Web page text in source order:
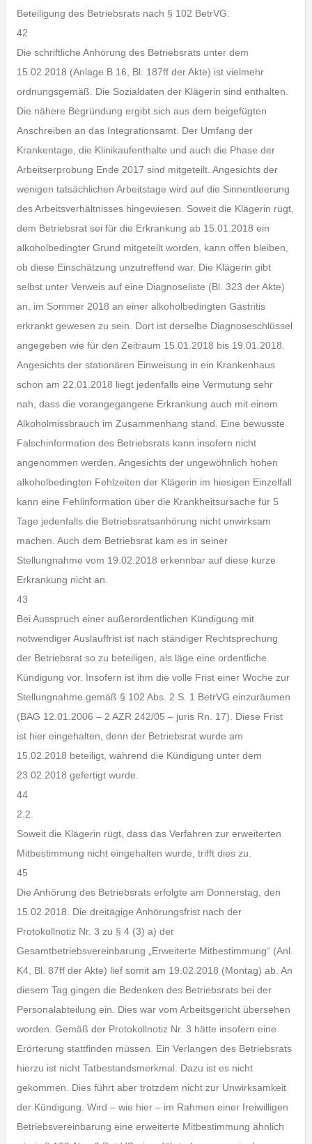
Beteiligung des Betriebsrats nach § 102 BetrVG.
42
Die schriftliche Anhörung des Betriebsrats unter dem
15.02.2018 (Anlage B 16, Bl. 187ff der Akte) ist vielmehr
ordnungsgemäß. Die Sozialdaten der Klägerin sind enthalten.
Die nähere Begründung ergibt sich aus dem beigefügten
Anschreiben an das Integrationsamt. Der Umfang der
Krankentage, die Klinikaufenthalte und auch die Phase der
Arbeitserprobung Ende 2017 sind mitgeteilt. Angesichts der
wenigen tatsächlichen Arbeitstage wird auf die Sinnentleerung
des Arbeitsverhältnisses hingewiesen. Soweit die Klägerin rügt,
dem Betriebsrat sei für die Erkrankung ab 15.01.2018 ein
alkoholbedingter Grund mitgeteilt worden, kann offen bleiben,
ob diese Einschätzung unzutreffend war. Die Klägerin gibt
selbst unter Verweis auf eine Diagnoseliste (Bl. 323 der Akte)
an, im Sommer 2018 an einer alkoholbedingten Gastritis
erkrankt gewesen zu sein. Dort ist derselbe Diagnoseschlüssel
angegeben wie für den Zeitraum 15.01.2018 bis 19.01.2018.
Angesichts der stationären Einweisung in ein Krankenhaus
schon am 22.01.2018 liegt jedenfalls eine Vermutung sehr
nah, dass die vorangegangene Erkrankung auch mit einem
Alkoholmissbrauch im Zusammenhang stand. Eine bewusste
Falschinformation des Betriebsrats kann insofern nicht
angenommen werden. Angesichts der ungewöhnlich hohen
alkoholbedingten Fehlzeiten der Klägerin im hiesigen Einzelfall
kann eine Fehlinformation über die Krankheitsursache für 5
Tage jedenfalls die Betriebsratsanhörung nicht unwirksam
machen. Auch dem Betriebsrat kam es in seiner
Stellungnahme vom 19.02.2018 erkennbar auf diese kurze
Erkrankung nicht an.
43
Bei Ausspruch einer außerordentlichen Kündigung mit
notwendiger Auslauffrist ist nach ständiger Rechtsprechung
der Betriebsrat so zu beteiligen, als läge eine ordentliche
Kündigung vor. Insofern ist ihm die volle Frist einer Woche zur
Stellungnahme gemäß § 102 Abs. 2 S. 1 BetrVG einzuräumen
(BAG 12.01.2006 – 2 AZR 242/05 – juris Rn. 17). Diese Frist
ist hier eingehalten, denn der Betriebsrat wurde am
15.02.2018 beteiligt, während die Kündigung unter dem
23.02.2018 gefertigt wurde.
44
2.2.
Soweit die Klägerin rügt, dass das Verfahren zur erweiterten
Mitbestimmung nicht eingehalten wurde, trifft dies zu.
45
Die Anhörung des Betriebsrats erfolgte am Donnerstag, den
15.02.2018. Die dreitägige Anhörungsfrist nach der
Protokollnotiz Nr. 3 zu § 4 (3) a) der
Gesamtbetriebsvereinbarung „Erweiterte Mitbestimmung“ (Anl.
K4, Bl. 87ff der Akte) lief somit am 19.02.2018 (Montag) ab. An
diesem Tag gingen die Bedenken des Betriebsrats bei der
Personalabteilung ein. Dies war vom Arbeitsgericht übersehen
worden. Gemäß der Protokollnotiz Nr. 3 hätte insofern eine
Erörterung stattfinden müssen. Ein Verlangen des Betriebsrats
hierzu ist nicht Tatbestandsmerkmal. Dazu ist es nicht
gekommen. Dies führt aber trotzdem nicht zur Unwirksamkeit
der Kündigung. Wird – wie hier – im Rahmen einer freiwilligen
Betriebsvereinbarung eine erweiterte Mitbestimmung ähnlich